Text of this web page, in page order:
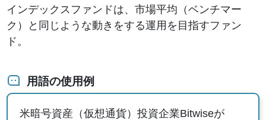
インデックスファンドは、市場平均（ベンチマー
ク）と同じような動きをする運用を目指すファン
ド。
用語の使用例
米暗号資産（仮想通貨）投資企業Bitwiseが